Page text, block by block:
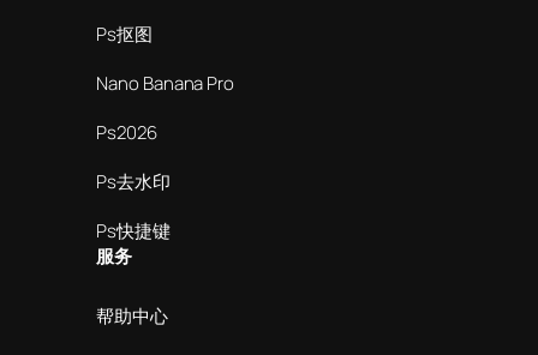
Ps抠图
Nano Banana Pro
Ps2026
Ps去水印
Ps快捷键
服务
帮助中心